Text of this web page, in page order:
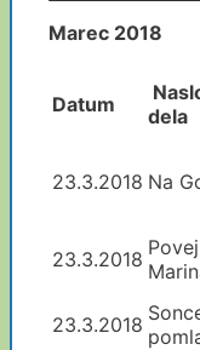
Marec 2018
Datum
dela
23.3.2018 Na
23.3.2018
23.3.2018